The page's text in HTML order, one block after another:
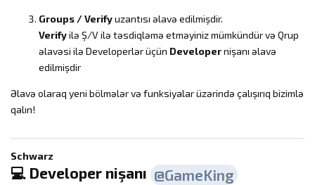
Groups / Verifyuzantısı əlavə edilmişdir.
Verifyilə Ş/V ilə təsdiqləmə etməyiniz mümkündür və Qrup
əlavəsi ilə Developerlər üçün Developernişanı əlavə
edilmişdir
Əlavə olaraq yeni bölmələr və funksiyalar üzərində çalışırıq bizimlə
qalın!
Schwarz
💻 Developer nişanı @GameKing